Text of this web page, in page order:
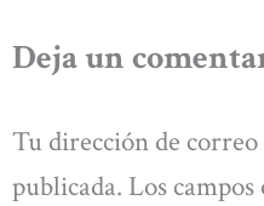
Deja un
Tu dirección de
publicada. Los